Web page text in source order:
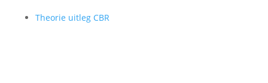
Theorie uitleg CBR